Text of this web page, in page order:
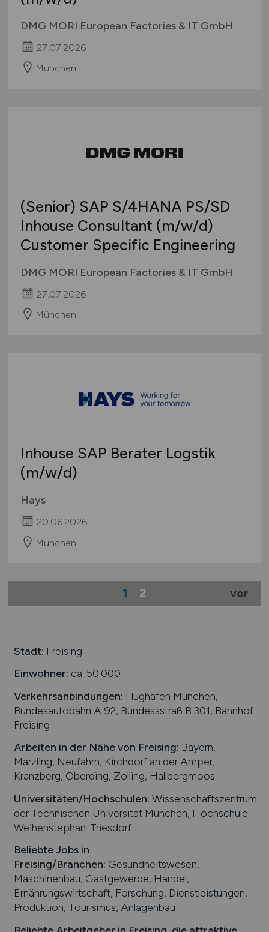
DMG MORI European Factories & IT GmbH
27.07.2026
München
(Senior) SAP S/4HANA PS/SD
Inhouse Consultant (m/w/d)
Customer Specific Engineering
DMG MORI European Factories & IT GmbH
27.07.2026
München
Inhouse SAP Berater Logstik
(m/w/d)
Hays
20.06.2026
München
1 2 vor
Stadt: Freising
Einwohner: ca. 50.000
Verkehrsanbindungen: Flughafen München,
Bundesautobahn A 92, Bundessstraß B 301, Bahnhof
Freising
Arbeiten in der Nähe von Freising: Bayern,
Marzling, Neufahrn, Kirchdorf an der Amper,
Kranzberg, Oberding, Zolling, Hallbergmoos
Universitäten/Hochschulen: Wissenschaftszentrum
der Technischen Universität München, Hochschule
Weihenstephan-Triesdorf
Beliebte Jobs in
Freising/Branchen: Gesundheitswesen,
Maschinenbau, Gastgewerbe, Handel,
Ernährungswirtschaft, Forschung, Dienstleistungen,
Produktion, Tourismus, Anlagenbau